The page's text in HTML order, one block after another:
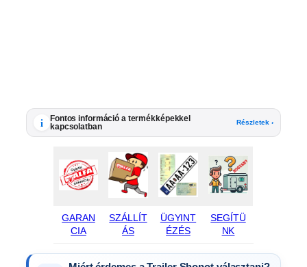
i
Fontos információ a termékképekkel
kapcsolatban
Részletek ›
GARAN
CIA
SZÁLLÍT
ÁS
ÜGYINT
ÉZÉS
SEGÍTÜ
NK